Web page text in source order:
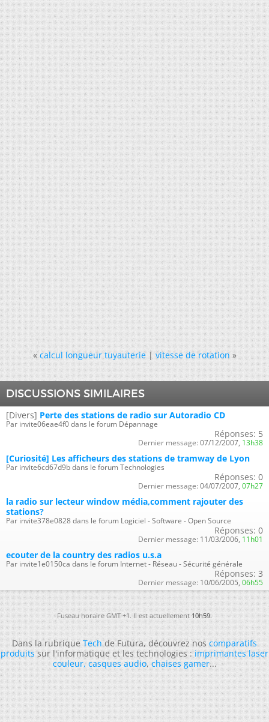
« calcul longueur tuyauterie|vitesse de rotation »
DISCUSSIONS SIMILAIRES
[Divers] Perte des stations de radio sur Autoradio CD
Par invite06eae4f0 dans le forum Dépannage
Réponses: 5
Dernier message: 07/12/2007, 13h38
[Curiosité] Les afficheurs des stations de tramway de Lyon
Par invite6cd67d9b dans le forum Technologies
Réponses: 0
Dernier message: 04/07/2007, 07h27
la radio sur lecteur window média,comment rajouter des
stations?
Par invite378e0828 dans le forum Logiciel - Software - Open Source
Réponses: 0
Dernier message: 11/03/2006, 11h01
ecouter de la country des radios u.s.a
Par invite1e0150ca dans le forum Internet - Réseau - Sécurité générale
Réponses: 3
Dernier message: 10/06/2005, 06h55
Fuseau horaire GMT +1. Il est actuellement10h59.
Dans la rubriqueTechde Futura, découvrez noscomparatifs
produitssur l'informatique et les technologies :imprimantes laser
couleur,casques audio,chaises gamer...